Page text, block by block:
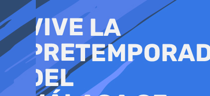
al
contenido